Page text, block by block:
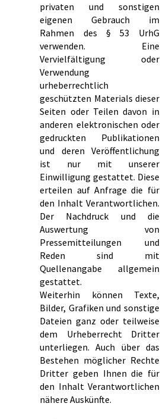
privaten und sonstigen
eigenen Gebrauch im
Rahmen des § 53 UrhG
verwenden. Eine
Vervielfältigung oder
Verwendung
urheberrechtlich
geschützten Materials dieser
Seiten oder Teilen davon in
anderen elektronischen oder
gedruckten Publikationen
und deren Veröffentlichung
ist nur mit unserer
Einwilligung gestattet. Diese
erteilen auf Anfrage die für
den Inhalt Verantwortlichen.
Der Nachdruck und die
Auswertung von
Pressemitteilungen und
Reden sind mit
Quellenangabe allgemein
gestattet.
Weiterhin können Texte,
Bilder, Grafiken und sonstige
Dateien ganz oder teilweise
dem Urheberrecht Dritter
unterliegen. Auch über das
Bestehen möglicher Rechte
Dritter geben Ihnen die für
den Inhalt Verantwortlichen
nähere Auskünfte.